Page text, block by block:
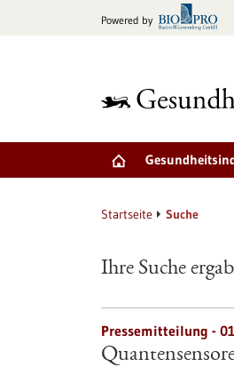
Powered by
Startseite Suche
Ihre Suche
Pressemitteilung -